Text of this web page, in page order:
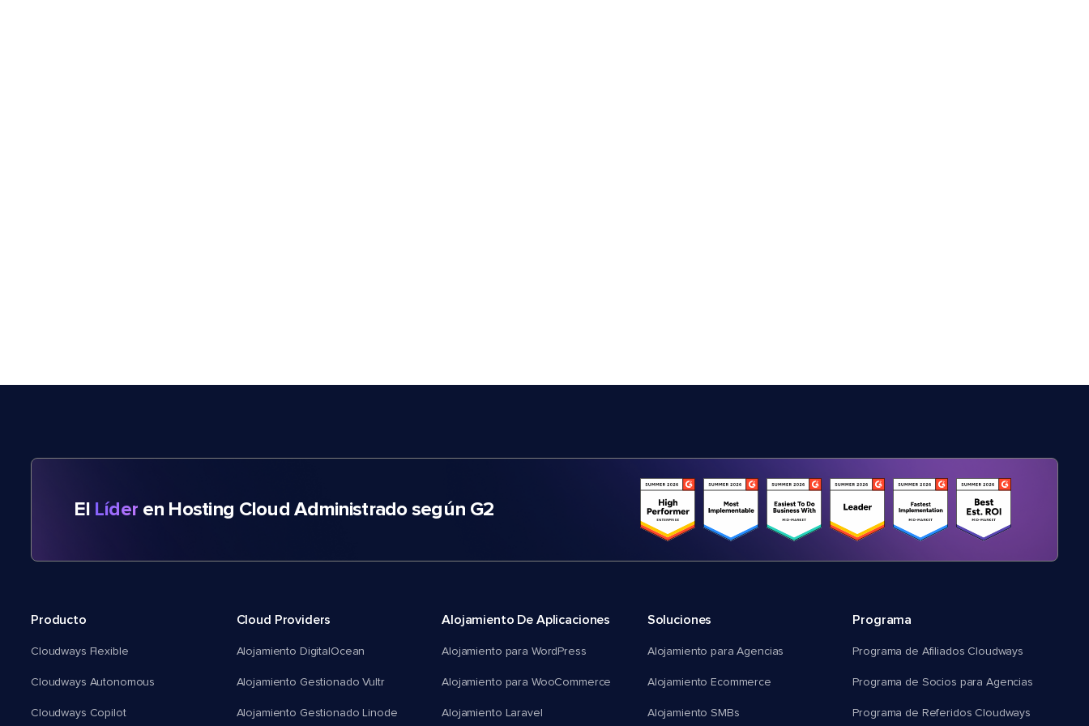
El Líder en Hosting Cloud Administrado según G2
Producto
Cloudways Flexible
Cloudways Autonomous
Cloudways Copilot
Cloud Providers
Alojamiento DigitalOcean
Alojamiento Gestionado Vultr
Alojamiento Gestionado Linode
Alojamiento De Aplicaciones
Alojamiento para WordPress
Alojamiento para WooCommerce
Alojamiento Laravel
Soluciones
Alojamiento para Agencias
Alojamiento Ecommerce
Alojamiento SMBs
Programa
Programa de Afiliados Cloudways
Programa de Socios para Agencias
Programa de Referidos Cloudways